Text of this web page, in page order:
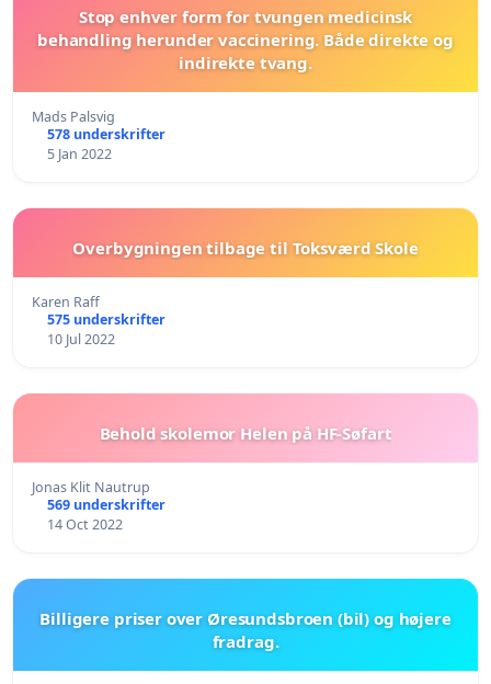
Stop enhver form for tvungen medicinsk
behandling herunder vaccinering. Både direkte og
indirekte tvang.
Mads Palsvig
578 underskrifter
5 Jan 2022
Overbygningen tilbage til Toksværd Skole
Karen Raff
575 underskrifter
10 Jul 2022
Behold skolemor Helen på HF-Søfart
Jonas Klit Nautrup
569 underskrifter
14 Oct 2022
Billigere priser over Øresundsbroen (bil) og højere
fradrag.